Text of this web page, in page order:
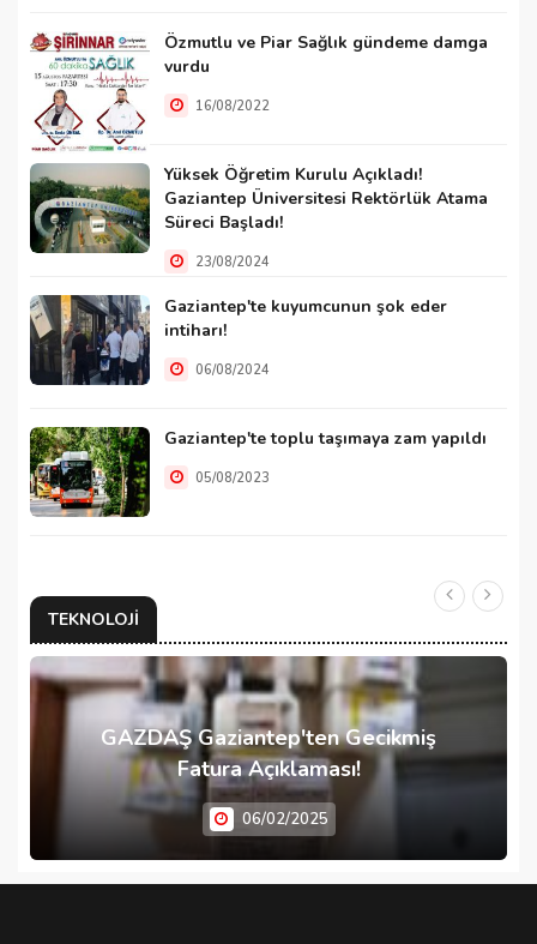
Özmutlu ve Piar Sağlık gündeme damga
vurdu
16/08/2022
Yüksek Öğretim Kurulu Açıkladı!
Gaziantep Üniversitesi Rektörlük Atama
Süreci Başladı!
23/08/2024
Gaziantep'te kuyumcunun şok eder
intiharı!
06/08/2024
Gaziantep'te toplu taşımaya zam yapıldı
05/08/2023
TEKNOLOJI
GAZDAŞ Gaziantep'ten Gecikmiş
Fatura Açıklaması!
06/02/2025